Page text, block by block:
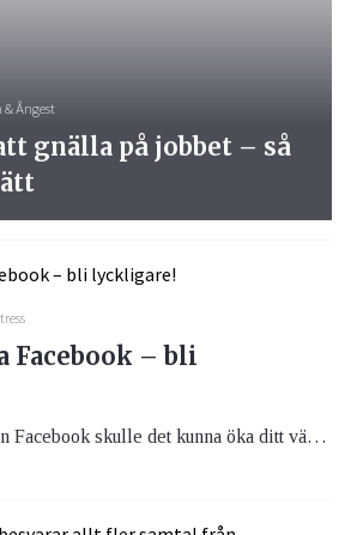
& Ångest
gnälla på jobbet – så
Facebook – bli
Om du tar en paus från Facebook skulle det kunna öka ditt välbefinnande.